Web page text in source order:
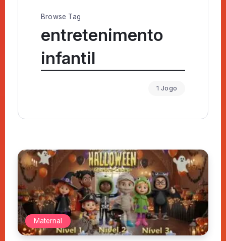
Browse Tag
entretenimento
infantil
1 Jogo
Maternal